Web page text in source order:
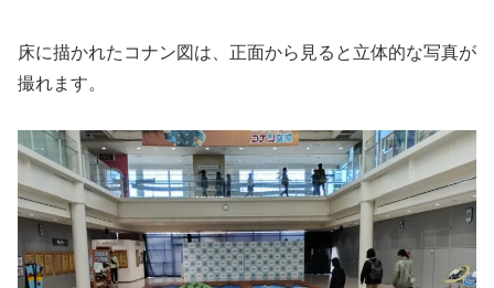
床に描かれたコナン図は、正面から見ると立体的な写真が
撮れます。